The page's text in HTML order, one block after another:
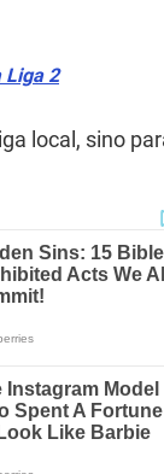
Liga 2
local, sino